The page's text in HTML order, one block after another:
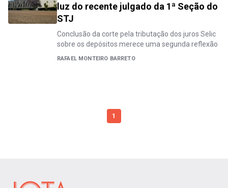
luz do recente julgado da 1ª Seção do
STJ
Conclusão da corte pela tributação dos juros Selic
sobre os depósitos merece uma segunda reflexão
RAFAEL MONTEIRO BARRETO
1